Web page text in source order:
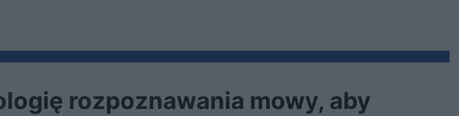
rozpoznawania mowy, aby